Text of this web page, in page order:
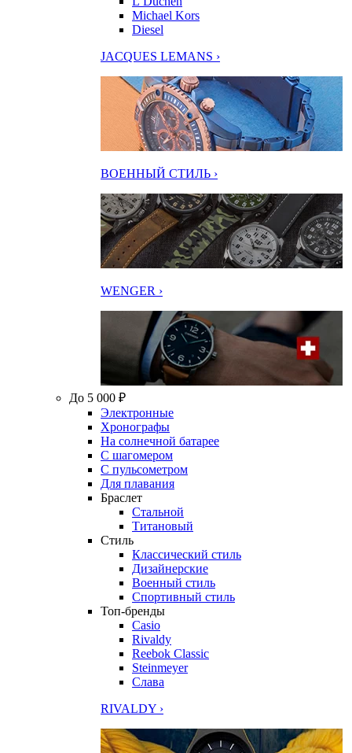
Michael Kors
Diesel
JACQUES LEMANS ›
ВОЕННЫЙ СТИЛЬ ›
WENGER ›
До 5 000 ₽
Электронные
Хронографы
На солнечной батарее
С шагомером
С пульсометром
Для плавания
Браслет
Стальной
Титановый
Стиль
Классический стиль
Дизайнерские
Военный стиль
Спортивный стиль
Топ-бренды
Casio
Rivaldy
Reebok Classic
Steinmeyer
Слава
RIVALDY ›